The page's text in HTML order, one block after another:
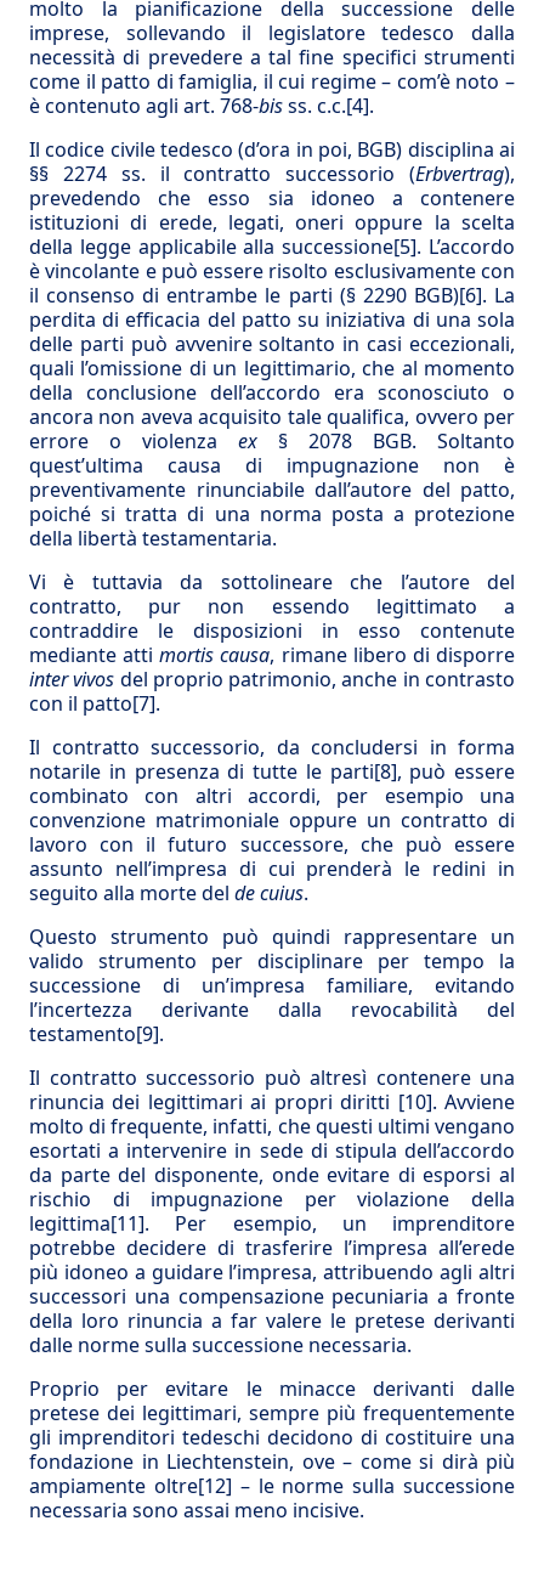
molto la pianificazione della successione delle
imprese, sollevando il legislatore tedesco dalla
necessità di prevedere a tal fine specifici strumenti
come il patto di famiglia, il cui regime – com’è noto –
è contenuto agli art. 768-bisss. c.c.[4].
Il codice civile tedesco (d’ora in poi, BGB) disciplina ai
§§ 2274 ss. il contratto successorio (Erbvertrag),
prevedendo che esso sia idoneo a contenere
istituzioni di erede, legati, oneri oppure la scelta
della legge applicabile alla successione[5]. L’accordo
è vincolante e può essere risolto esclusivamente con
il consenso di entrambe le parti (§ 2290 BGB)[6]. La
perdita di efficacia del patto su iniziativa di una sola
delle parti può avvenire soltanto in casi eccezionali,
quali l’omissione di un legittimario, che al momento
della conclusione dell’accordo era sconosciuto o
ancora non aveva acquisito tale qualifica, ovvero per
errore o violenza ex § 2078 BGB. Soltanto
quest’ultima causa di impugnazione non è
preventivamente rinunciabile dall’autore del patto,
poiché si tratta di una norma posta a protezione
della libertà testamentaria.
Vi è tuttavia da sottolineare che l’autore del
contratto, pur non essendo legittimato a
contraddire le disposizioni in esso contenute
mediante attimortis causa, rimane libero di disporre
inter vivos del proprio patrimonio, anche in contrasto
con il patto[7].
Il contratto successorio, da concludersi in forma
notarile in presenza di tutte le parti[8], può essere
combinato con altri accordi, per esempio una
convenzione matrimoniale oppure un contratto di
lavoro con il futuro successore, che può essere
assunto nell’impresa di cui prenderà le redini in
seguito alla morte del de cuius.
Questo strumento può quindi rappresentare un
valido strumento per disciplinare per tempo la
successione di un’impresa familiare, evitando
l’incertezza derivante dalla revocabilità del
testamento[9].
Il contratto successorio può altresì contenere una
rinuncia dei legittimari ai propri diritti [10]. Avviene
molto di frequente, infatti, che questi ultimi vengano
esortati a intervenire in sede di stipula dell’accordo
da parte del disponente, onde evitare di esporsi al
rischio di impugnazione per violazione della
legittima[11]. Per esempio, un imprenditore
potrebbe decidere di trasferire l’impresa all’erede
più idoneo a guidare l’impresa, attribuendo agli altri
successori una compensazione pecuniaria a fronte
della loro rinuncia a far valere le pretese derivanti
dalle norme sulla successione necessaria.
Proprio per evitare le minacce derivanti dalle
pretese dei legittimari, sempre più frequentemente
gli imprenditori tedeschi decidono di costituire una
fondazione in Liechtenstein, ove – come si dirà più
ampiamente oltre[12] – le norme sulla successione
necessaria sono assai meno incisive.